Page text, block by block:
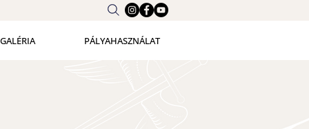
GALÉRIA PÁLYAHASZNÁLAT